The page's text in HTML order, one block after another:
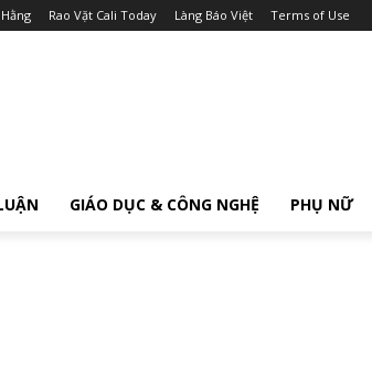
Rao Vặt Cali Today Làng Báo Việt Terms of Use
GIÁO DỤC & CÔNG NGHỆ PHỤ NỮ